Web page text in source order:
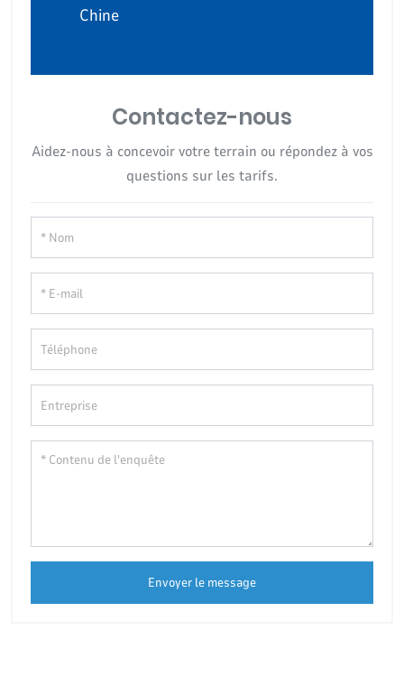
Chine
Contactez-nous
Aidez-nous à concevoir votre terrain ou répondez à vos
questions sur les tarifs.
Envoyer le message